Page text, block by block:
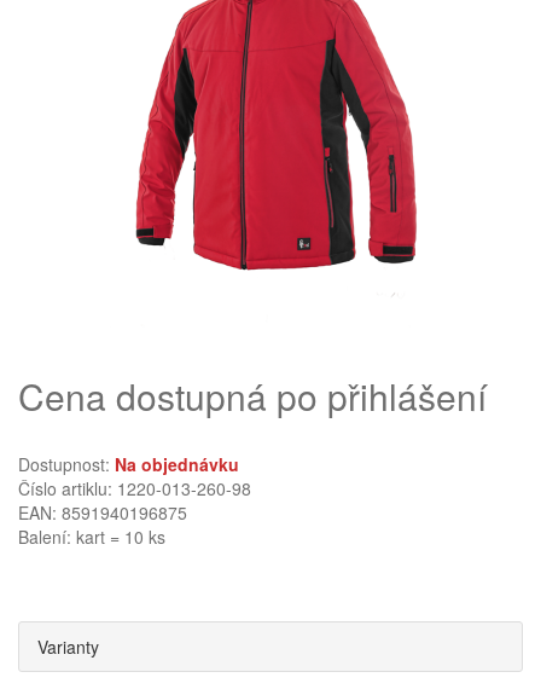
Cena dostupná po přihlášení
Dostupnost: Na objednávku
Číslo artiklu: 1220-013-260-98
EAN: 8591940196875
Balení: kart = 10 ks
Varianty